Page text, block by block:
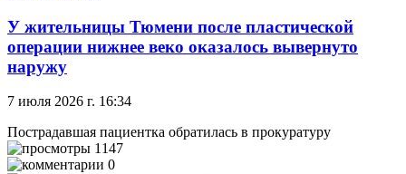
У жительницы Тюмени после пластической
операции нижнее веко оказалось вывернуто
наружу
7 июля 2026 г. 16:34
Пострадавшая пациентка обратилась в прокуратуру
1147
0